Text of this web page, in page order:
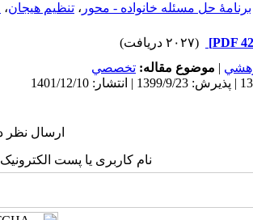
برنامۀ حل مسئله خانواده - محور ، تنظیم هیجان،
(۲۰۲۷ دریافت)
| موضوع مقاله: تخصصي
ارسال نظر
نام کاربری یا پست